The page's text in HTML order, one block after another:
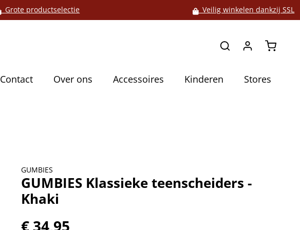
Grote productselectie Veilig winkelen dankzij SSL
Contact Over ons Accessoires Kinderen Stores
GUMBIES
GUMBIES Klassieke teenscheiders -
Khaki
€ 34,95